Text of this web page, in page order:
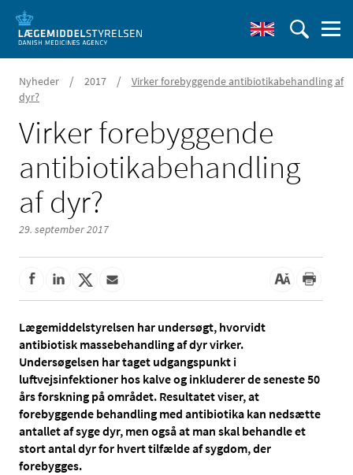
Nyheder / 2017 /
Virker forebyggende antibiotikabehandling af
dyr?
Virker forebyggende
antibiotikabehandling
af dyr?
29. september 2017
Lægemiddelstyrelsen har undersøgt, hvorvidt
antibiotisk massebehandling af dyr virker.
Undersøgelsen har taget udgangspunkt i
luftvejsinfektioner hos kalve og inkluderer de seneste 50
års forskning på området. Resultatet viser, at
forebyggende behandling med antibiotika kan nedsætte
antallet af syge dyr, men også at man skal behandle et
stort antal dyr for hvert tilfælde af sygdom, der
forebygges.